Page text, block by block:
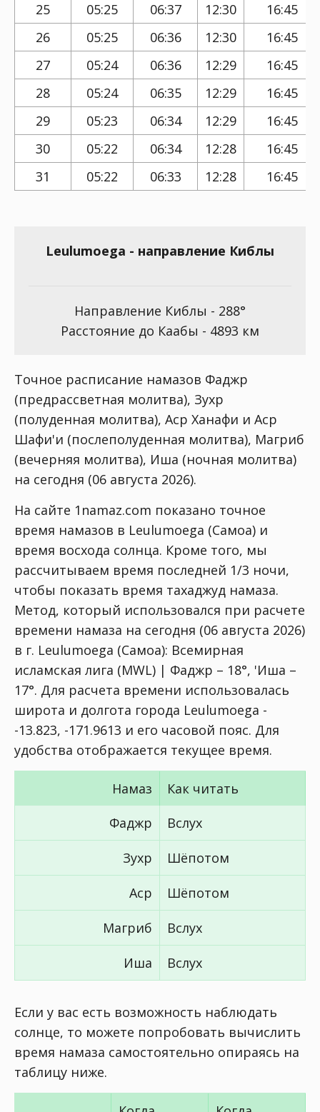
25 05:25 06:37 12:30
16:45
26
05:25 06:36 12:30
16:45
27
05:24 06:36 12:29
16:45
28
05:24 06:35 12:29
16:45
29
05:23 06:34 12:29
16:45
30
05:22 06:34 12:28
16:45
31
05:22 06:33 12:28 16:45
Leulumoega - направление Киблы
Направление Киблы - 288°
Расстояние до Каабы - 4893 км
Точное расписание намазов Фаджр
(предрассветная молитва), Зухр
(полуденная молитва), Аср Ханафи и Аср
Шафи'и (послеполуденная молитва), Магриб
(вечерняя молитва), Иша (ночная молитва)
на сегодня (06 августа 2026).
На сайте 1namaz.com показано точное
время намазов в Leulumoega (Самоа) и
время восхода солнца. Кроме того, мы
рассчитываем время последней 1/3 ночи,
чтобы показать время тахаджуд намаза.
Метод, который использовался при расчете
времени намаза на сегодня (06 августа 2026)
в г. Leulumoega (Самоа): Всемирная
исламская лига (MWL) | Фаджр – 18°, 'Иша –
17°. Для расчета времени использовалась
широта и долгота города Leulumoega -
-13.823, -171.9613 и его часовой пояс. Для
удобства отображается текущее время.
Намаз
Как читать
Фаджр
Вслух
Зухр Шёпотом
Аср Шёпотом
Магриб Вслух
Иша Вслух
Если у вас есть возможность наблюдать
солнце, то можете попробовать вычислить
время намаза самостоятельно опираясь на
таблицу ниже.